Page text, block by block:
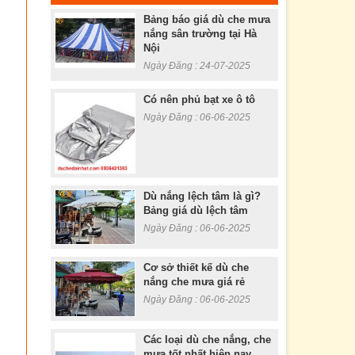
Bảng báo giá dù che mưa
nắng sân trường tại Hà
Nội
Ngày Đăng : 24-07-2025
Có nên phủ bạt xe ô tô
Ngày Đăng : 06-06-2025
Dù nắng lệch tâm là gì?
Bảng giá dù lệch tâm
Ngày Đăng : 06-06-2025
Cơ sở thiết kế dù che
nắng che mưa giá rẻ
Ngày Đăng : 06-06-2025
Các loại dù che nắng, che